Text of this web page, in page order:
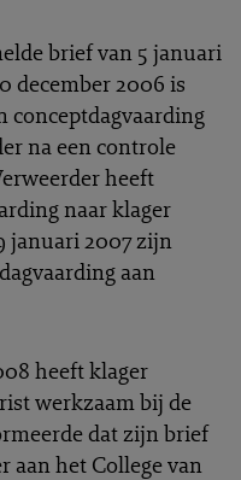
brief van 5 januari
december 2006 is
conceptdagvaarding
na een controle
heeft
naar klager
januari 2007 zijn
aan
heeft klager
werkzaam bij de
dat zijn brief
aan het College van